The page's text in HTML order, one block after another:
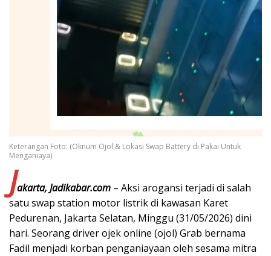
Keterangan Foto: (Oknum Ojol & Lokasi Swap Battery di Pakai Untuk
Menganiaya)
Jakarta, Jadikabar.com – Aksi arogansi terjadi di salah
satu swap station motor listrik di kawasan Karet
Pedurenan, Jakarta Selatan, Minggu (31/05/2026) dini
hari. Seorang driver ojek online (ojol) Grab bernama
Fadil menjadi korban penganiayaan oleh sesama mitra